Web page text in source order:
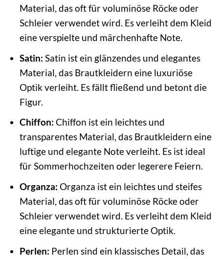
Material, das oft für voluminöse Röcke oder
Schleier verwendet wird. Es verleiht dem Kleid
eine verspielte und märchenhafte Note.
Satin: Satin ist ein glänzendes und elegantes
Material, das Brautkleidern eine luxuriöse
Optik verleiht. Es fällt fließend und betont die
Figur.
Chiffon: Chiffon ist ein leichtes und
transparentes Material, das Brautkleidern eine
luftige und elegante Note verleiht. Es ist ideal
für Sommerhochzeiten oder legerere Feiern.
Organza: Organza ist ein leichtes und steifes
Material, das oft für voluminöse Röcke oder
Schleier verwendet wird. Es verleiht dem Kleid
eine elegante und strukturierte Optik.
Perlen: Perlen sind ein klassisches Detail, das